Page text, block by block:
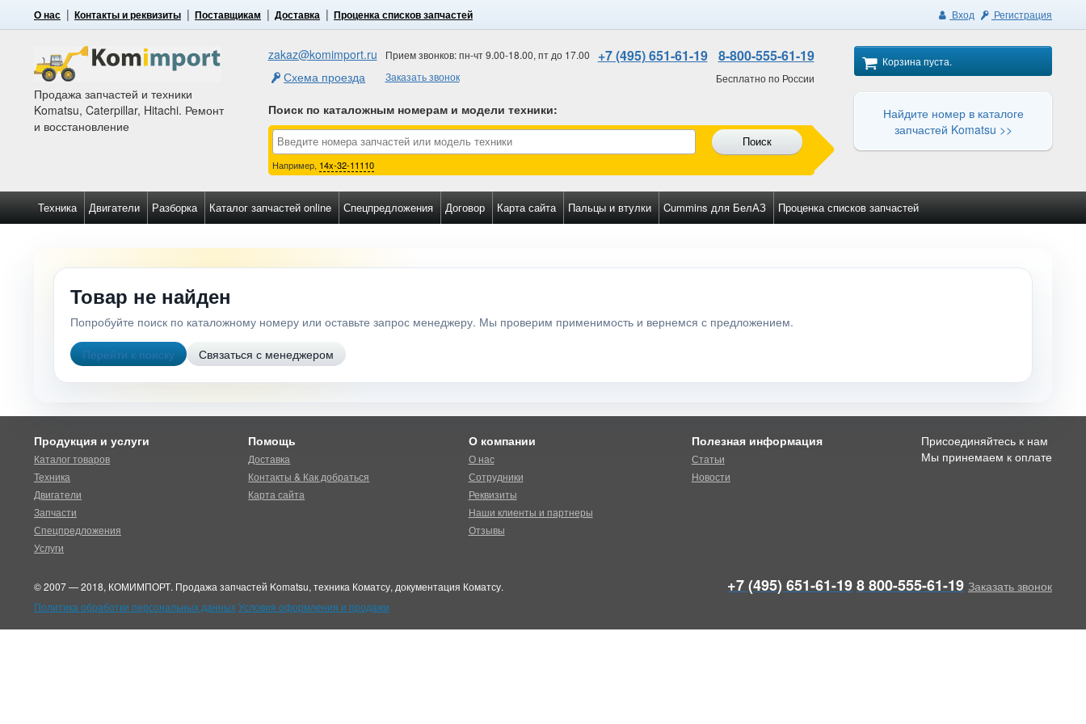
О нас Контакты и реквизиты Поставщикам Доставка Проценка списков запчастей Вход Регистрация
Продажа запчастей и техники
Komatsu, Caterpillar, Hitachi. Ремонт
и восстановление
zakaz@komimport.ru
Схема проезда
Прием звонков: пн-чт 9.00-18.00, пт до 17.00
Заказать звонок
+7 (495) 651-61-19 8-800-555-61-19
Бесплатно по России
Поиск по каталожным номерам и модели техники:
Поиск
Например, 14x-32-11110
Корзина пуста.
Найдите номер в каталоге
запчастей Komatsu >>
Техника Двигатели Разборка Каталог запчастей online Спецпредложения Договор Карта сайта Пальцы и втулки Cummins для БелАЗ Проценка списков запчастей
Товар не найден
Попробуйте поиск по каталожному номеру или оставьте запрос менеджеру. Мы проверим применимость и вернемся с предложением.
Перейти к поиску
Связаться с менеджером
Продукция и услуги
Каталог товаров
Техника
Двигатели
Запчасти
Спецпредложения
Услуги
Помощь
Доставка
Контакты & Как добраться
Карта сайта
О компании
О нас
Сотрудники
Реквизиты
Наши клиенты и партнеры
Отзывы
Полезная информация
Статьи
Новости
Присоединяйтесь к нам
Мы принемаем к оплате
© 2007 — 2018, КОМИМПОРТ. Продажа запчастей Komatsu, техника Коматсу, документация Коматсу.
Политика обработки персональных данныхУсловия оформления и продажи
+7 (495) 651-61-198 800-555-61-19 Заказать звонок